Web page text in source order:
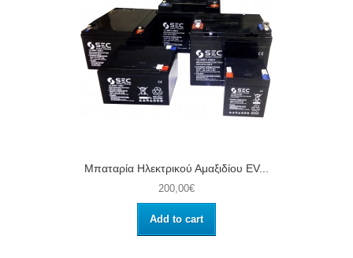
Μπαταρία Ηλεκτρικού Αμαξιδίου EV...
200,00€
Add to cart